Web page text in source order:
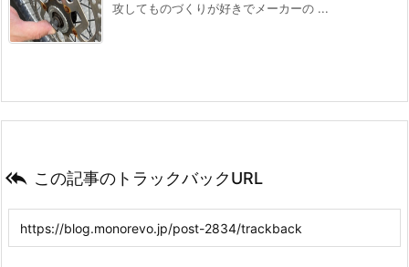
攻してものづくりが好きでメーカーの ...
 この記事のトラックバックURL